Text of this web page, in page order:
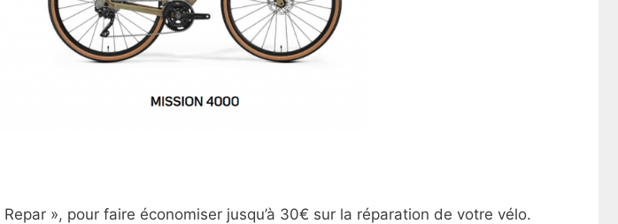
», pour faire économiser jusqu’à 30€ sur la réparation de votre vélo.